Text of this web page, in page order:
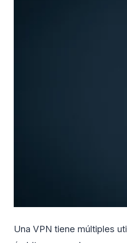
Una VPN tiene múltiples